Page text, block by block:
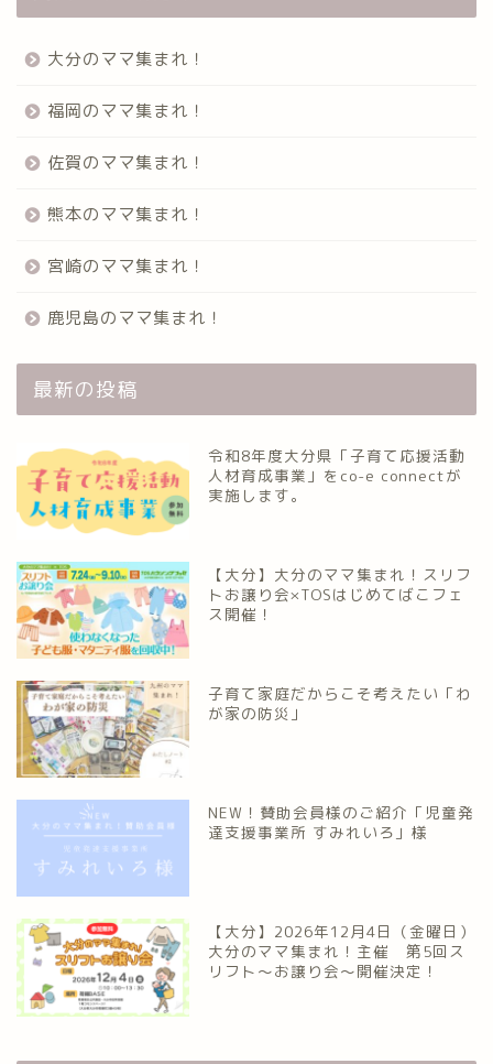
大分のママ集まれ！
福岡のママ集まれ！
佐賀のママ集まれ！
熊本のママ集まれ！
宮崎のママ集まれ！
鹿児島のママ集まれ！
最新の投稿
令和8年度大分県「子育て応援活動
人材育成事業」をco-e connectが
実施します。
【大分】大分のママ集まれ！スリフ
トお譲り会×TOSはじめてばこフェ
ス開催！
子育て家庭だからこそ考えたい「わ
が家の防災」
NEW！賛助会員様のご紹介「児童発
達支援事業所 すみれいろ」様
【大分】2026年12月4日（金曜日）
大分のママ集まれ！主催 第5回ス
リフト〜お譲り会〜開催決定！